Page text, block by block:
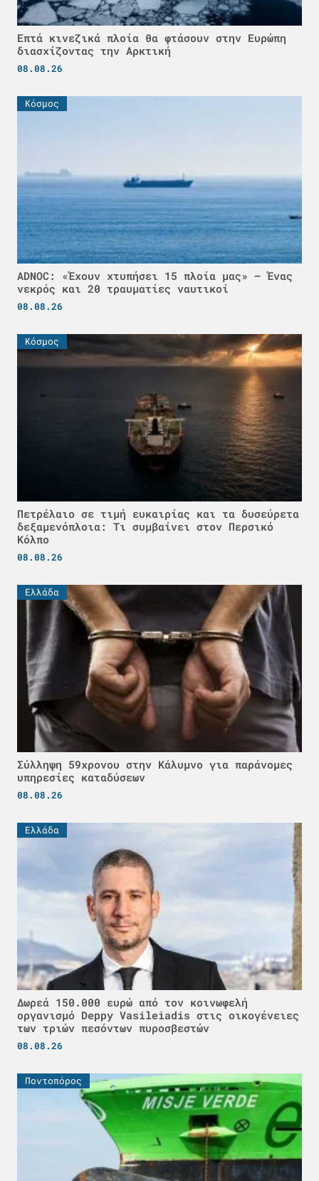
Επτά κινεζικά πλοία θα φτάσουν στην Ευρώπη
διασχίζοντας την Αρκτική
08.08.26
Κόσμος
ADNOC: «Έχουν χτυπήσει 15 πλοία μας» – Ένας
νεκρός και 20 τραυματίες ναυτικοί
08.08.26
Κόσμος
Πετρέλαιο σε τιμή ευκαιρίας και τα δυσεύρετα
δεξαμενόπλοια: Τι συμβαίνει στον Περσικό
Κόλπο
08.08.26
Ελλάδα
Σύλληψη 59χρονου στην Κάλυμνο για παράνομες
υπηρεσίες καταδύσεων
08.08.26
Ελλάδα
Δωρεά 150.000 ευρώ από τον κοινωφελή
οργανισμό Deppy Vasileiadis στις οικογένειες
των τριών πεσόντων πυροσβεστών
08.08.26
Ποντοπόρος